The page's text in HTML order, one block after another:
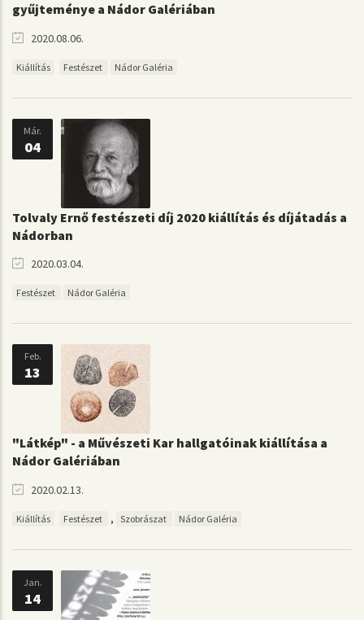
gyűjteménye a Nádor Galériában
2020.08.06.
Kiállítás Festészet Nádor Galéria
Már.
04
Tolvaly Ernő festészeti díj 2020 kiállítás és díjátadás a
Nádorban
2020.03.04.
Festészet Nádor Galéria
Feb.
13
"Látkép" - a Művészeti Kar hallgatóinak kiállítása a
Nádor Galériában
2020.02.13.
Kiállítás Festészet , Szobrászat Nádor Galéria
Jan.
14